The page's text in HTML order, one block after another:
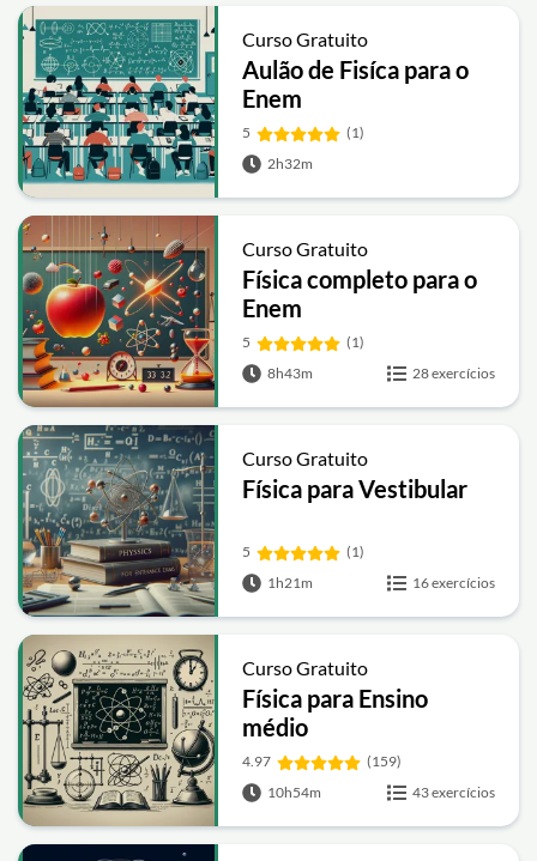
Curso Gratuito
Aulão de Fisíca para o
Enem
5
(1)
2h32m
Curso Gratuito
Física completo para o
Enem
5
(1)
8h43m
28 exercícios
Curso Gratuito
Física para Vestibular
5
(1)
1h21m
16 exercícios
Curso Gratuito
Física para Ensino
médio
4.97
(159)
10h54m
43 exercícios